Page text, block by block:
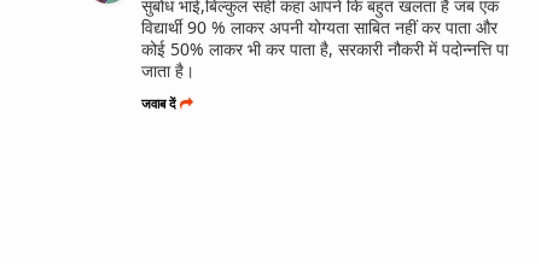
सुबोध भाई,बिल्कुल सही कहा आपने कि बहुत खलता है जब एक
विद्यार्थी 90 % लाकर अपनी योग्यता साबित नहीं कर पाता और
कोई 50% लाकर भी कर पाता है, सरकारी नौकरी में पदोन्नत्ति पा
जाता है।
जवाब दें